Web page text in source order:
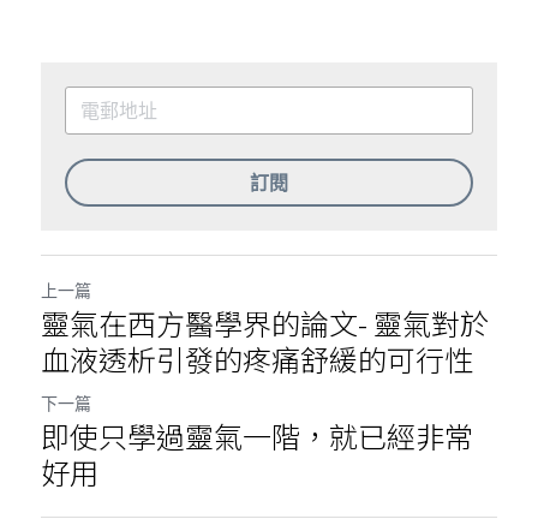
訂閱
上一篇
靈氣在西方醫學界的論文- 靈氣對於
血液透析引發的疼痛舒緩的可行性
下一篇
即使只學過靈氣一階，就已經非常
好用